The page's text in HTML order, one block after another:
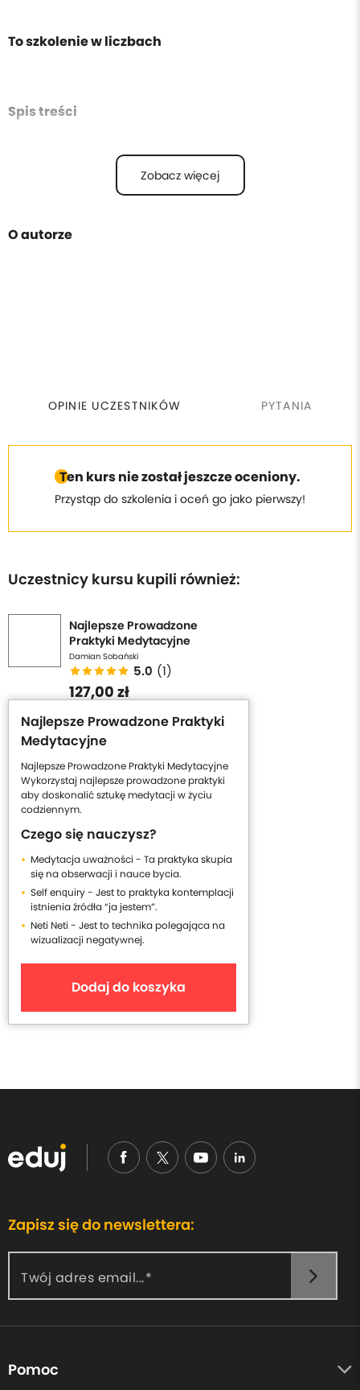
To szkolenie w liczbach
Spis treści
Zobacz więcej
O autorze
OPINIE UCZESTNIKÓW PYTANIA
Ten kurs nie został jeszcze oceniony.
Przystąp do szkolenia i oceń go jako pierwszy!
Uczestnicy kursu kupili również:
Najlepsze Prowadzone
Praktyki Medytacyjne
Damian Sobański
5.0 (1)
127,00 zł
Najlepsze Prowadzone Praktyki
Medytacyjne
Najlepsze Prowadzone Praktyki Medytacyjne
Wykorzystaj najlepsze prowadzone praktyki
aby doskonalić sztukę medytacji w życiu
codziennym.
Czego się nauczysz?
Medytacja uważności - Ta praktyka skupia
się na obserwacji i nauce bycia.
Self enquiry - Jest to praktyka kontemplacji
istnienia źródła “ja jestem”.
Neti Neti - Jest to technika polegająca na
wizualizacji negatywnej.
Dodaj do koszyka
Zapisz się do newslettera:
Twój adres email...
Pomoc